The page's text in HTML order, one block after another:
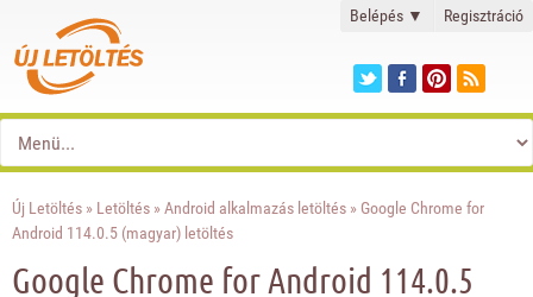
Belépés ▼ Regisztráció
Új Letöltés » Letöltés »Android alkalmazás letöltés » Google Chrome for
Android 114.0.5 (magyar) letöltés
Google Chrome for Android 114.0.5